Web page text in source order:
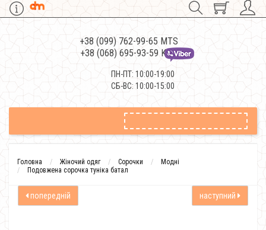
+38 (099) 762-99-65 MTS
+38 (068) 695-93-59 Kievstar
ПН-ПТ: 10:00-19:00
СБ-ВС: 10:00-15:00
Головна Жіночий одяг Сорочки
Модні
Подовжена сорочка туніка батал
попередній наступний